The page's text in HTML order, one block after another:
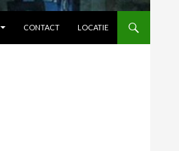
CONTACT LOCATIE